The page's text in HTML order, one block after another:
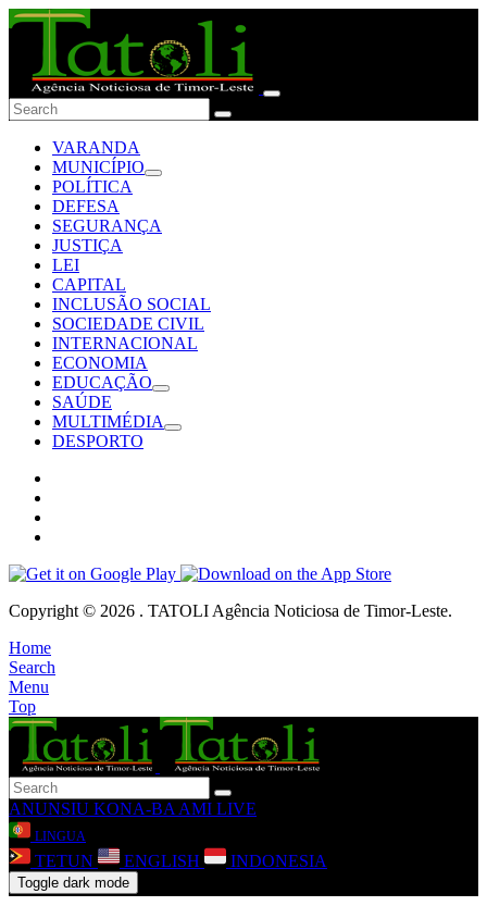
VARANDA
MUNICÍPIO
POLÍTICA
DEFESA
SEGURANÇA
JUSTIÇA
LEI
CAPITAL
INCLUSÃO SOCIAL
SOCIEDADE CIVIL
INTERNACIONAL
ECONOMIA
EDUCAÇÃO
SAÚDE
MULTIMÉDIA
DESPORTO
Copyright © 2026 . TATOLI Agência Noticiosa de Timor-Leste.
Home
Search
Menu
Top
ANUNSIU KONA-BA AMI LIVE
LINGUA
TETUN ENGLISH INDONESIA
Toggle dark mode